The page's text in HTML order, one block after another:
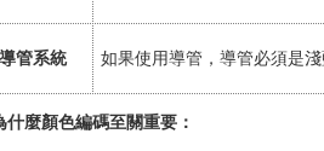
導管系統 如果使用導管，導管必須是淺
什麼顏色編碼至關重要：